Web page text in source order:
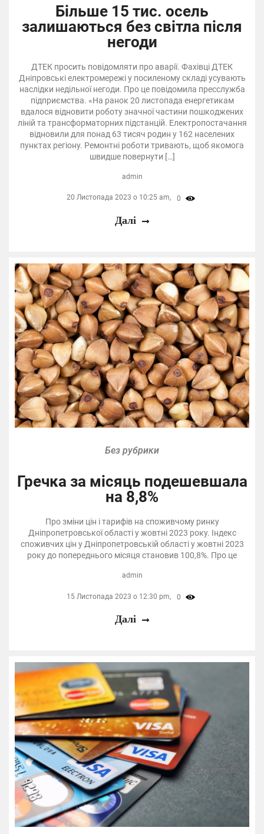
Більше 15 тис. осель
залишаються без світла після
негоди
ДТЕК просить повідомляти про аварії. Фахівці ДТЕК
Дніпровські електромережі у посиленому складі усувають
наслідки недільної негоди. Про це повідомила пресслужба
підприємства. «На ранок 20 листопада енергетикам
вдалося відновити роботу значної частини пошкоджених
ліній та трансформаторних підстанцій. Електропостачання
відновили для понад 63 тисяч родин у 162 населених
пунктах регіону. Ремонтні роботи тривають, щоб якомога
швидше повернути […]
admin
20 Листопада 2023 о 10:25 am, 0
Далі
Без рубрики
Гречка за місяць подешевшала
на 8,8%
Про зміни цін і тарифів на споживчому ринку
Дніпропетровської області у жовтні 2023 року. Індекс
споживчих цін у Дніпропетровській області у жовтні 2023
року до попереднього місяця становив 100,8%. Про це
admin
15 Листопада 2023 о 12:30 pm, 0
Далі